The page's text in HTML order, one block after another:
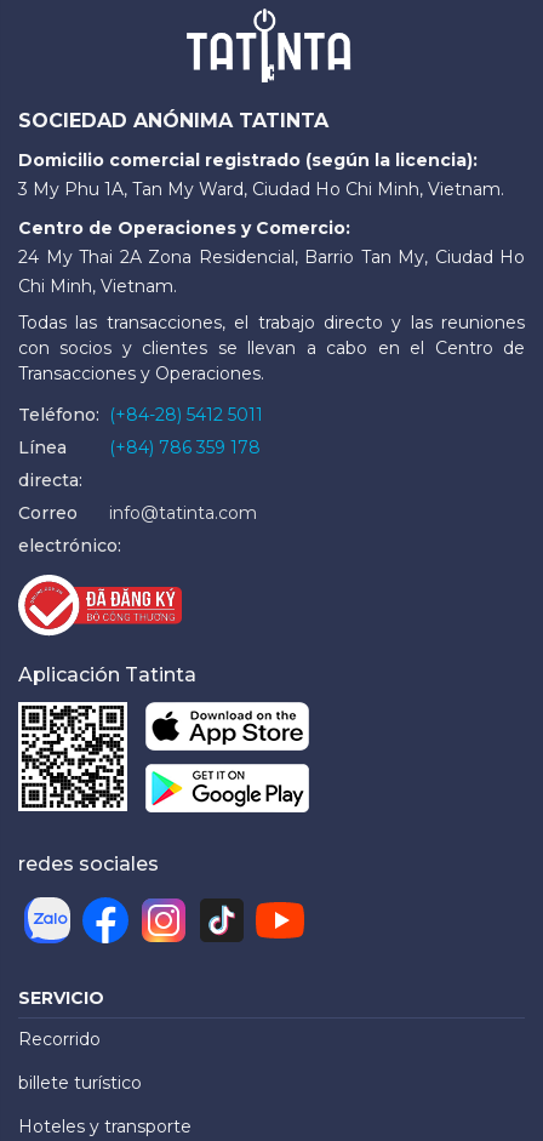
SOCIEDAD ANÓNIMA TATINTA
Domicilio comercial registrado (según la licencia):
3 My Phu 1A, Tan My Ward, Ciudad Ho Chi Minh, Vietnam.
Centro de Operaciones y Comercio:
24 My Thai 2A Zona Residencial, Barrio Tan My, Ciudad Ho
Chi Minh, Vietnam.
Todas las transacciones, el trabajo directo y las reuniones
con socios y clientes se llevan a cabo en el Centro de
Transacciones y Operaciones.
Teléfono:
(+84-28) 5412 5011
Línea
directa:
(+84) 786 359 178
Correo
electrónico:
info@tatinta.com
Aplicación Tatinta
redes sociales
SERVICIO
Recorrido
billete turístico
Hoteles y transporte